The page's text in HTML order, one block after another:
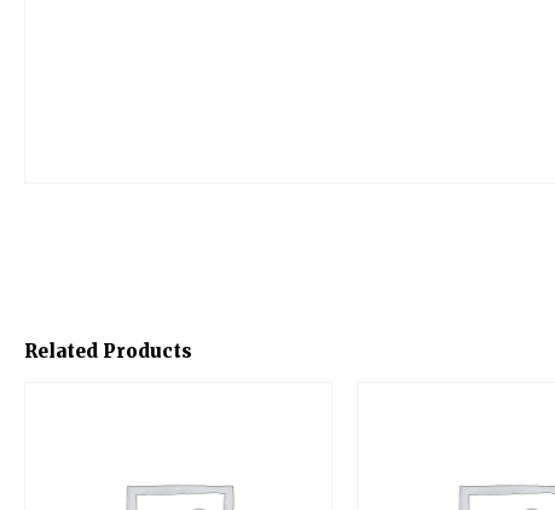
Related Products